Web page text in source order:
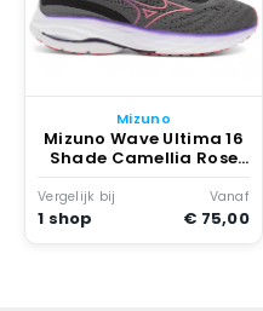
Mizuno
Mizuno Wave Ultima 16
Shade Camellia Rose
Violin Quiet
Shade/camellia
Rose/violin
Vergelijk bij
1 shop
Vanaf
€ 75,00